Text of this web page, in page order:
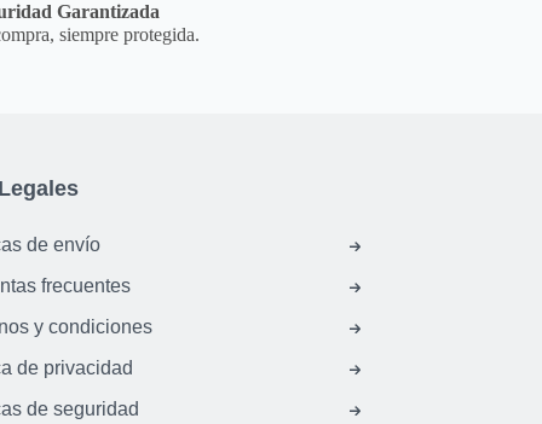
Garantizada
siempre protegida.
de envío
frecuentes
y condiciones
de privacidad
de seguridad